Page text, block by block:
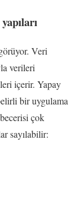
Veri
verileri
içerir. Yapay
bir uygulama
çok
sayılabilir: